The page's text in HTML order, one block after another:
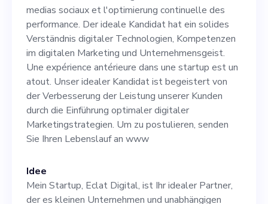
Verständnis digitaler
Technologien, Kompetenzen
im digitalen Marketing und
Unternehmensgeist. Une
expérience antérieure dans
une startup est un atout.
begeistert von der
Verbesserung der Leistung
medias sociaux et l'optimierung continuelle des
performance. Der ideale Kandidat hat ein solides
Verständnis digitaler Technologien, Kompetenzen
im digitalen Marketing und Unternehmensgeist.
Une expérience antérieure dans une startup est un
atout. Unser idealer Kandidat ist begeistert von
der Verbesserung der Leistung unserer Kunden
durch die Einführung optimaler digitaler
Marketingstrategien. Um zu postulieren, senden
Sie Ihren Lebenslauf an www
Idee
Mein Startup, Eclat Digital, ist Ihr idealer Partner,
der es kleinen Unternehmen und unabhängigen